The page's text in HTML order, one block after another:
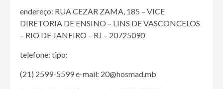
endereço: RUA CEZAR ZAMA, 185 – VICE
DIRETORIA DE ENSINO – LINS DE VASCONCELOS
– RIO DE JANEIRO – RJ – 20725090
telefone: tipo:
(21) 2599-5599 e-mail: 20@hosmad.mb